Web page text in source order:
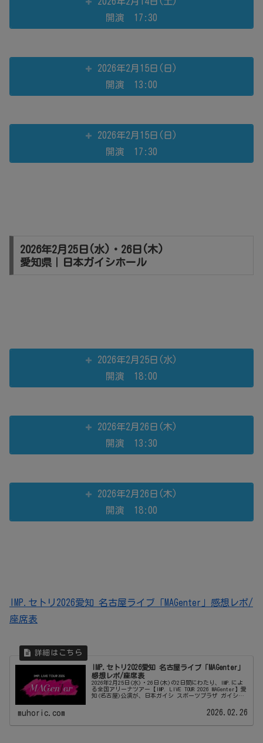
開演 17:30
2026年2月15日(日)
開演 13:00
2026年2月15日(日)
開演 17:30
2026年2月25日(水)・26日(木)
愛知県｜日本ガイシホール
2026年2月25日(水)
開演 18:00
2026年2月26日(木)
開演 13:30
2026年2月26日(木)
開演 18:00
IMP.セトリ2026愛知 名古屋ライブ「MAGenter」感想レポ/
座席表
IMP.セトリ2026愛知 名古屋ライブ「MAGenter」
感想レポ/座席表
2026年2月25日(水)・26日(木)の2日間にわたり、IMP.によ
る全国アリーナツアー【IMP. LIVE TOUR 2026 MAGenter】愛
知(名古屋)公演が、日本ガイシ スポーツプラザ ガイシホ
muhoric.com 2026.02.26